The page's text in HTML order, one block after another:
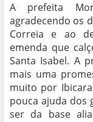
A prefeita
agradecendo os
Correia e ao
emenda que
Santa Isabel. A
mais uma
muito por
pouca ajuda dos
ser da base